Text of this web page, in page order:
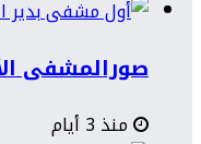
صورالمشفى
منذ 3 أيام